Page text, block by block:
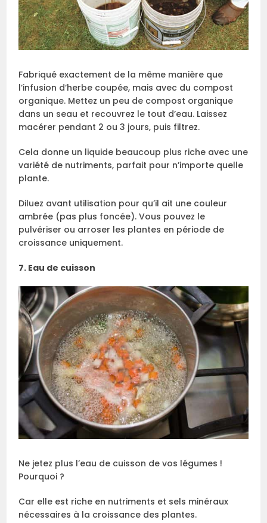
Fabriqué exactement de la même manière que
l’infusion d’herbe coupée, mais avec du compost
organique. Mettez un peu de compost organique
dans un seau et recouvrez le tout d’eau. Laissez
macérer pendant 2 ou 3 jours, puis filtrez.
Cela donne un liquide beaucoup plus riche avec une
variété de nutriments, parfait pour n’importe quelle
plante.
Diluez avant utilisation pour qu’il ait une couleur
ambrée (pas plus foncée). Vous pouvez le
pulvériser ou arroser les plantes en période de
croissance uniquement.
7. Eau de cuisson
Ne jetez plus l’eau de cuisson de vos légumes !
Pourquoi ?
Car elle est riche en nutriments et sels minéraux
nécessaires à la croissance des plantes.